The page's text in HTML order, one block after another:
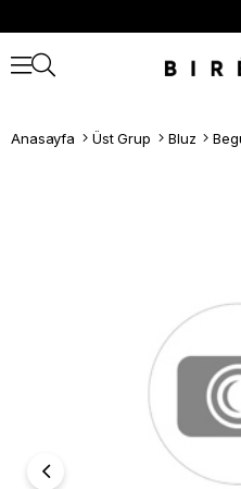
Anasayfa Üst Grup Bluz